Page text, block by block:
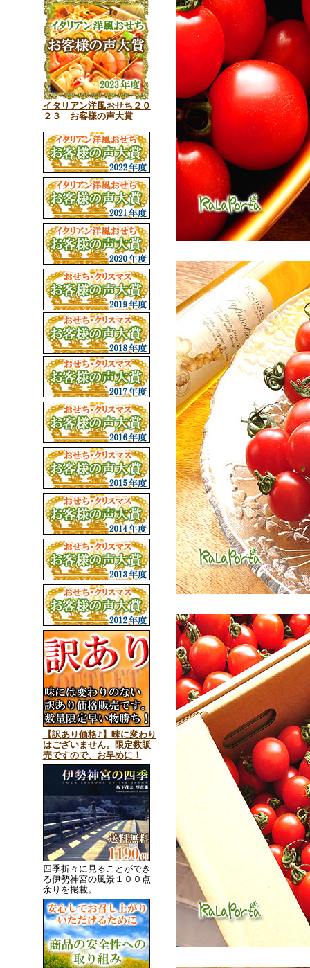
イタリアン洋風おせち２０
２３ お客様の声大賞
【訳あり価格♪】味に変わり
はございません。限定数販
売ですので、お早めに！
四季折々に見ることができ
る伊勢神宮の風景１００点
余りを掲載。